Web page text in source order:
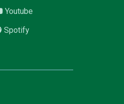
Youtube
Spotify